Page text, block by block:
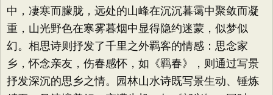
中，凄寒而朦胧，远处的山峰在沉沉暮霭中聚敛而凝
重，山光野色在寒雾暮烟中显得隐约迷蒙，似梦似
幻。相思诗则抒发了千里之外羁客的情感：思念家
乡，怀念亲友，伤春感怀，如《羁春》，则通过写景
抒发深沉的思乡之情。园林山水诗既写景生动、锤炼